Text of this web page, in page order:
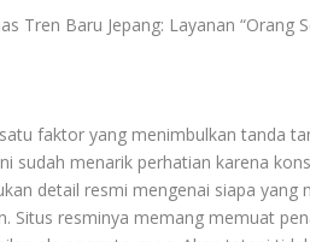
Tren Baru Jepang: Layanan “Orang
faktor yang menimbulkan tanda
sudah menarik perhatian karena
detail resmi mengenai siapa yang
Situs resminya memang memuat